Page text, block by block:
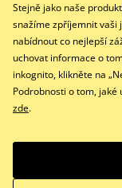
Vnější materiál: kozí
Podšívka: 100%
Ochrana kloubů:
Velikosti: S-3XL
Stejně jako naše
snažíme zpříjemnit vaši
nabídnout co nejlepší
uchovat informace o
inkognito, klikněte na
Podrobnosti o tom,
zde.